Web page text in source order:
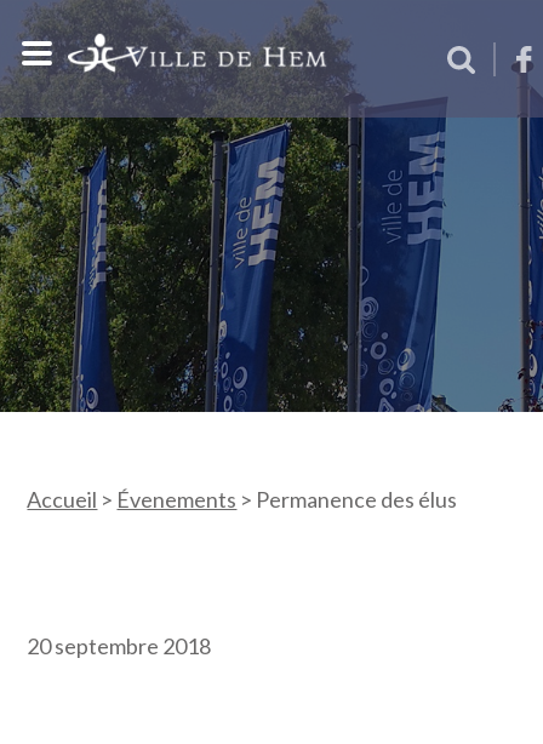
Accueil > Évenements > Permanence des élus
20 septembre 2018